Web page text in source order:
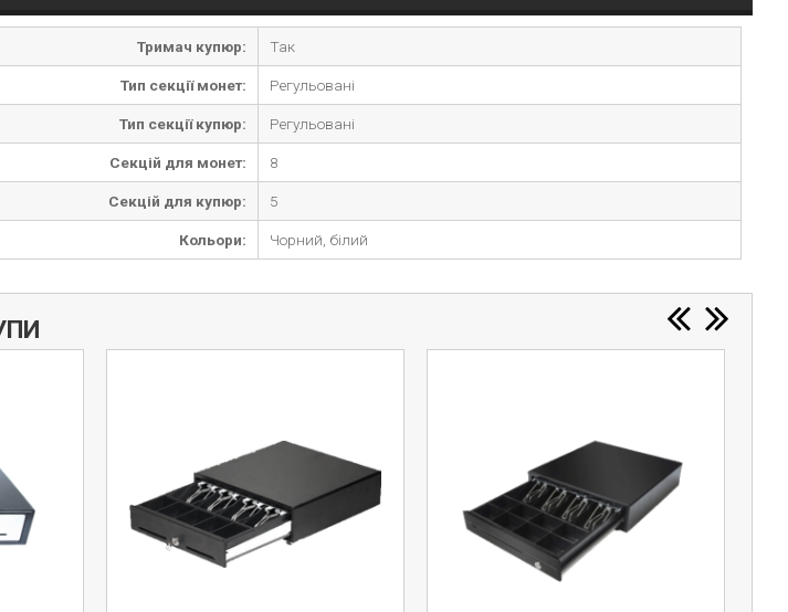
Тримач купюр: Так
Тип секції монет: Регульовані
Тип секції купюр: Регульовані
Секцій для монет: 8
Секцій для купюр: 5
Кольори: Чорний, білий